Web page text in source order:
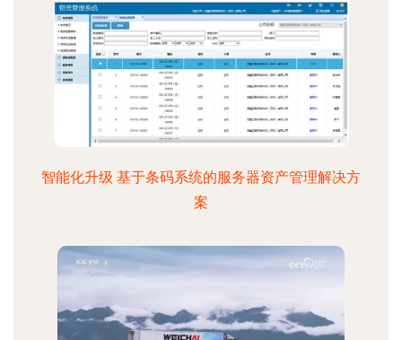
智能化升级 基于条码系统的服务器资产管理解决方
案